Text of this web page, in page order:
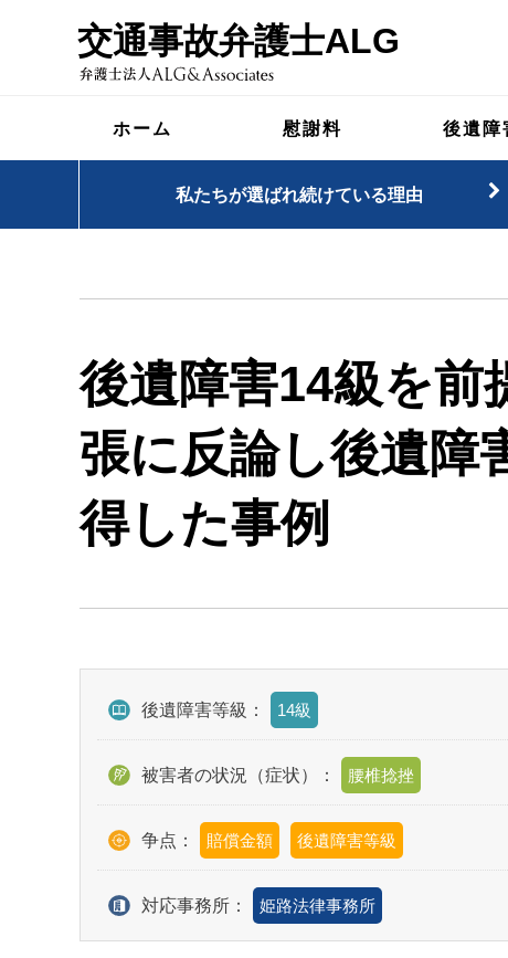
交通事故弁護士ALG
ホーム 慰謝料 後遺障
私たちが選ばれ続けている理由
後遺障害14級を前
張に反論し後遺障
得した事例
後遺障害等級： 14級
被害者の状況（症状）： 腰椎捻挫
争点： 賠償金額 後遺障害等級
対応事務所： 姫路法律事務所